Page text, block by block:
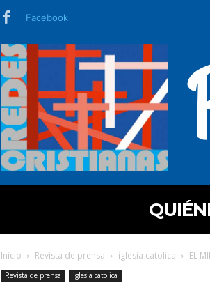
Facebook
Inicio Revista de prensa iglesia catolica EL
Revista de prensa iglesia catolica